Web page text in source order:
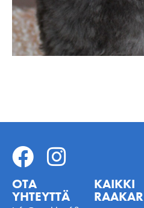
OTA
YHTEYTTÄ
KAIKKI